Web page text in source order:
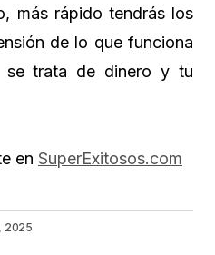
más rápido tendrás los
de lo que funciona
se trata de dinero y tu
en SuperExitosos.com
2025